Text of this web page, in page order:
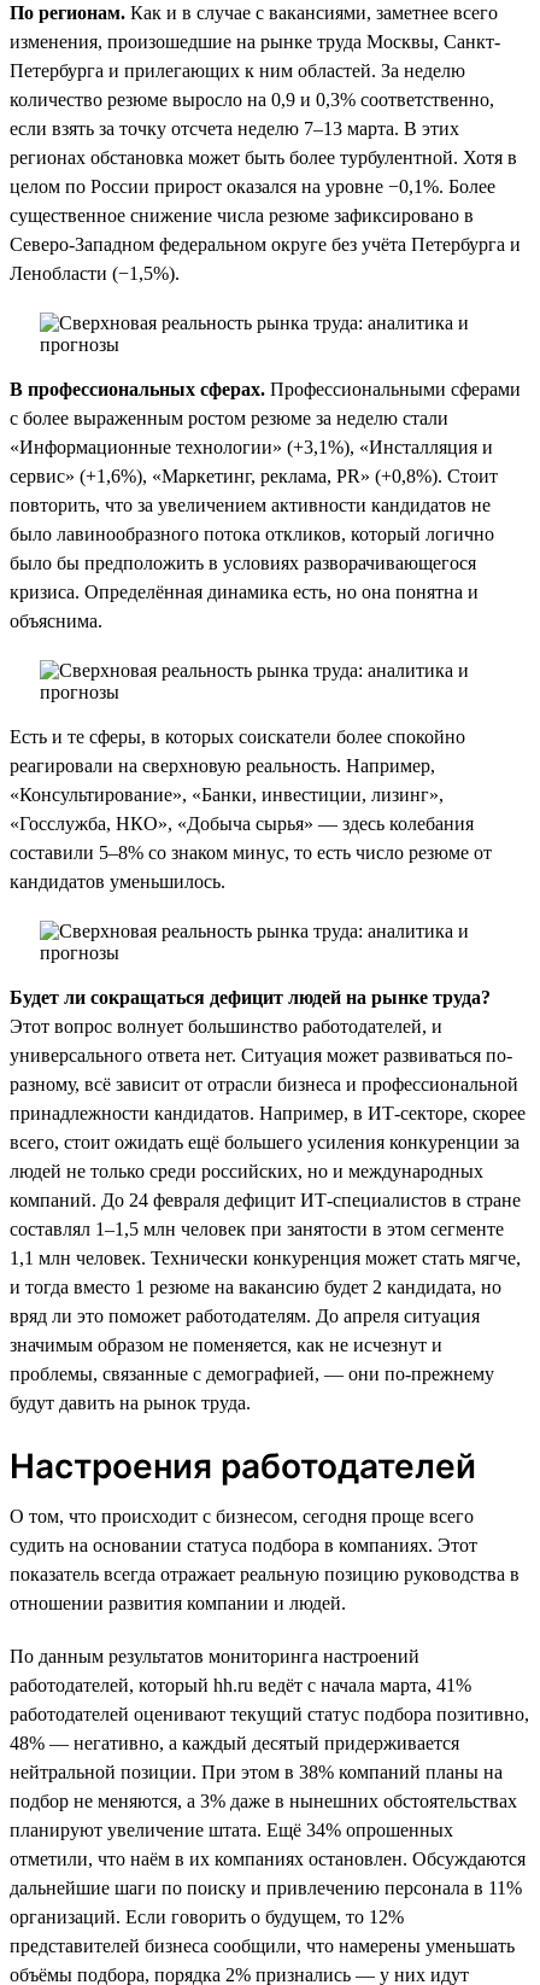
По регионам. Как и в случае с вакансиями, заметнее всего
изменения, произошедшие на рынке труда Москвы, Санкт-
Петербурга и прилегающих к ним областей. За неделю
количество резюме выросло на 0,9 и 0,3% соответственно,
если взять за точку отсчета неделю 7–13 марта. В этих
регионах обстановка может быть более турбулентной. Хотя в
целом по России прирост оказался на уровне −0,1%. Более
существенное снижение числа резюме зафиксировано в
Северо-Западном федеральном округе без учёта Петербурга и
Ленобласти (−1,5%).
В профессиональных сферах. Профессиональными сферами
с более выраженным ростом резюме за неделю стали
«Информационные технологии» (+3,1%), «Инсталляция и
сервис» (+1,6%), «Маркетинг, реклама, PR» (+0,8%). Стоит
повторить, что за увеличением активности кандидатов не
было лавинообразного потока откликов, который логично
было бы предположить в условиях разворачивающегося
кризиса. Определённая динамика есть, но она понятна и
объяснима.
Есть и те сферы, в которых соискатели более спокойно
реагировали на сверхновую реальность. Например,
«Консультирование», «Банки, инвестиции, лизинг»,
«Госслужба, НКО», «Добыча сырья» — здесь колебания
составили 5–8% со знаком минус, то есть число резюме от
кандидатов уменьшилось.
Будет ли сокращаться дефицит людей на рынке труда?
Этот вопрос волнует большинство работодателей, и
универсального ответа нет. Ситуация может развиваться по-
разному, всё зависит от отрасли бизнеса и профессиональной
принадлежности кандидатов. Например, в ИТ-секторе, скорее
всего, стоит ожидать ещё большего усиления конкуренции за
людей не только среди российских, но и международных
компаний. До 24 февраля дефицит ИТ-специалистов в стране
составлял 1–1,5 млн человек при занятости в этом сегменте
1,1 млн человек. Технически конкуренция может стать мягче,
и тогда вместо 1 резюме на вакансию будет 2 кандидата, но
вряд ли это поможет работодателям. До апреля ситуация
значимым образом не поменяется, как не исчезнут и
проблемы, связанные с демографией, — они по-прежнему
будут давить на рынок труда.
Настроения работодателей
О том, что происходит с бизнесом, сегодня проще всего
судить на основании статуса подбора в компаниях. Этот
показатель всегда отражает реальную позицию руководства в
отношении развития компании и людей.
По данным результатов мониторинга настроений
работодателей, который hh.ru ведёт с начала марта, 41%
работодателей оценивают текущий статус подбора позитивно,
48% — негативно, а каждый десятый придерживается
нейтральной позиции. При этом в 38% компаний планы на
подбор не меняются, а 3% даже в нынешних обстоятельствах
планируют увеличение штата. Ещё 34% опрошенных
отметили, что наём в их компаниях остановлен. Обсуждаются
дальнейшие шаги по поиску и привлечению персонала в 11%
организаций. Если говорить о будущем, то 12%
представителей бизнеса сообщили, что намерены уменьшать
объёмы подбора, порядка 2% признались — у них идут